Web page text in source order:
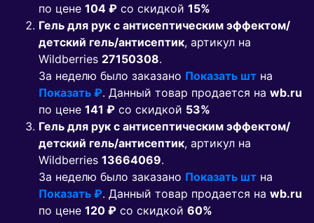
по цене 104 ₽ co скидкой 15%
Гель для рук с антисептическим эффектом/
детский гель/антисептик, артикул на
Wildberries 27150308.
За неделю было заказано Показать шт на
Показать ₽. Данный товар продается на wb.ru
по цене 141 ₽ co скидкой 53%
Гель для рук с антисептическим эффектом/
детский гель/антисептик, артикул на
Wildberries 13664069.
За неделю было заказано Показать шт на
Показать ₽. Данный товар продается на wb.ru
по цене 120 ₽ co скидкой 60%